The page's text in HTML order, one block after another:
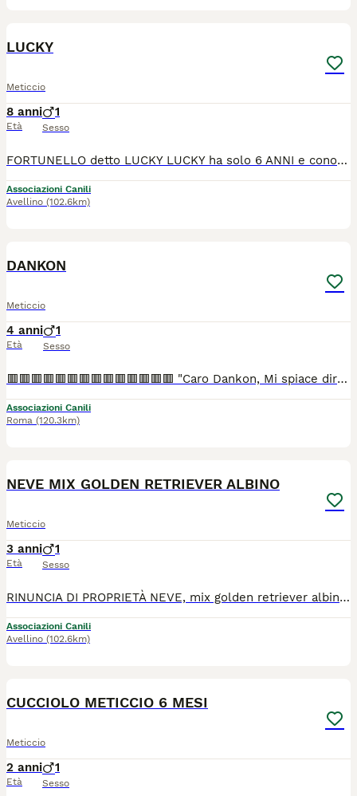
LUCKY
Meticcio
8 anni
Età
1
Sesso
FORTUNELLO detto LUCKY LUCKY ha solo 6 ANNI e conosce bene LA CRUDELTA' degli esseri umani. Viveva in famiglia ma un bel giorno si è ammalato di leishmania e il suo ricco proprietario cosa fa? Lo porta in una clinica veterinaria per farlo sopprimere perché non aveva tempo e voglia di curarlo. Ovviamente il veterinario si è ribellato e ha tenuto con sé il cane affidandolo a me. È stato curato vaccinato sverminato spulciato e castrato. Io l ho curato nel corpo...aiutatemi a trovargli una famiglia che lo curi nell anima e le ferite del cuore. Maschio 6 anni 24 kg castrato buono e dolce...va d accordo con tutti I suoi simili...si bambini... Per info whatsapp ****** Ora deve solo prendere due compresse al giorno di alopurinolo(2 euro scatola da 30cps) e fare controllo ogni 6 mesi
Associazioni Canili
Avellino (102.6km)
DANKON
Meticcio
4 anni
Età
1
Sesso
🟥🟥🟥🟥🟥🟥🟥🟥🟥🟥🟥🟥🟥🟥 "Caro Dankon, Mi spiace dirtelo ma in questa casa non ci puoi più stare!" Dopo 3 anni Dankon viene rispedito al mittente Dankon si trova in provincia di Roma è un simil pastore tedesco a pelo lungo, purtroppo da quando è nato il bambino lui vive fuori casa e ovviamente ha subito un trauma. Dankon è maschio castrato e ha 3 anni. Si affida dopo prassi preaffido con prassi vaccinale completa e microchip. Per info contattami tramite messaggi whatsapp ******
Associazioni Canili
Roma (120.3km)
NEVE MIX GOLDEN RETRIEVER ALBINO
Meticcio
3 anni
Età
1
Sesso
RINUNCIA DI PROPRIETÀ NEVE, mix golden retriever albino, 2 anni vaccinato microcippato castrato, pesa tra i 20/25 kg taglia grande, è sordo dalla nascita. Cerca una famiglia che possa dargli le dovute attenzioni e l'affetto e amore che merita ( la sua attuale famiglia purtroppo non riesce e a malincuore lo cede). Neve si trova in provincia di Avellino arriva ovunque tramite staffetta autorizzata e dopo iter di preaffido con libretto sanitario in regola. ULTIMAMENTE VENIVA TENUTO A CATENA. LE ULTIME DUE FOTO LO DIMOSTRANO. Info solo whatsapp Paola ****** Biancarosa ******
Associazioni Canili
Avellino (102.6km)
CUCCIOLO METICCIO 6 MESI
Meticcio
2 anni
Età
1
Sesso